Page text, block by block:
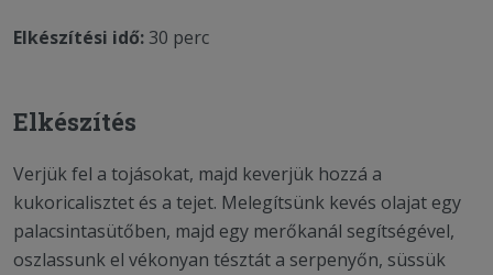
Elkészítési idő: 30 perc
Elkészítés
Verjük fel a tojásokat, majd keverjük hozzá a
kukoricalisztet és a tejet. Melegítsünk kevés olajat egy
palacsintasütőben, majd egy merőkanál segítségével,
oszlassunk el vékonyan tésztát a serpenyőn, süssük